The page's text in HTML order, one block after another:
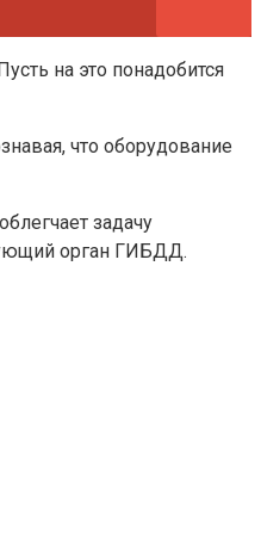
на это понадобится
что оборудование
задачу
орган ГИБДД.